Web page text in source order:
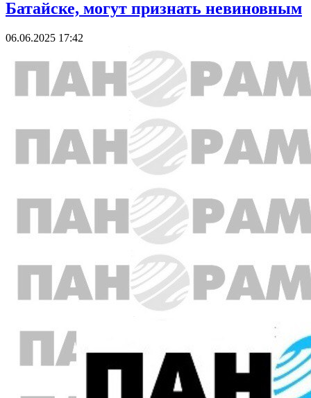
Батайске, могут признать невиновным
06.06.2025 17:42